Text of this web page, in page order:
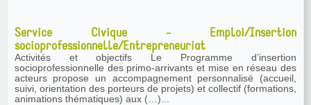
Service Civique - Emploi/Insertion
socioprofessionnelle/Entrepreneuriat
Activités et objectifs Le Programme d’insertion
socioprofessionnelle des primo-arrivants et mise en réseau des
acteurs propose un accompagnement personnalisé (accueil,
suivi, orientation des porteurs de projets) et collectif (formations,
animations thématiques) aux (…)...